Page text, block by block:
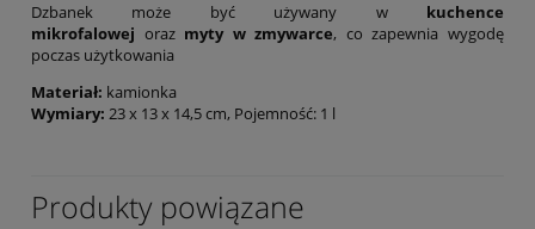
Dzbanek może być używany w kuchence
mikrofalowej oraz myty w zmywarce, co zapewnia wygodę
poczas użytkowania
Materiał: kamionka
Wymiary: 23 x 13 x 14,5 cm, Pojemność: 1 l
Produkty powiązane